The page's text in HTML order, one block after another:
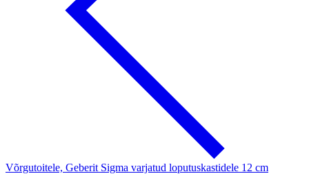
Võrgutoitele, Geberit Sigma varjatud loputuskastidele 12 cm